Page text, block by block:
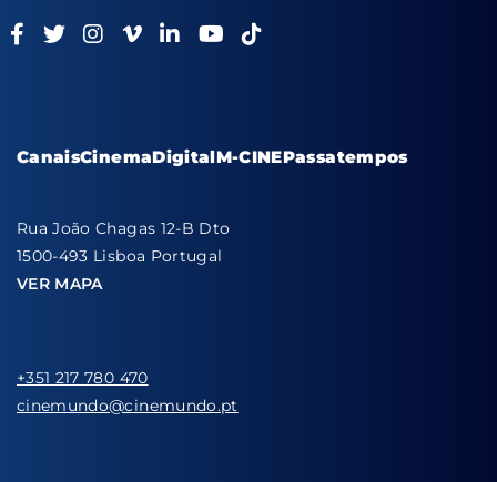
CanaisCinemaDigitalM-CINEPassatempos
Rua João Chagas 12-B Dto
1500-493 Lisboa Portugal
VER MAPA
+351 217 780 470
cinemundo@cinemundo.pt